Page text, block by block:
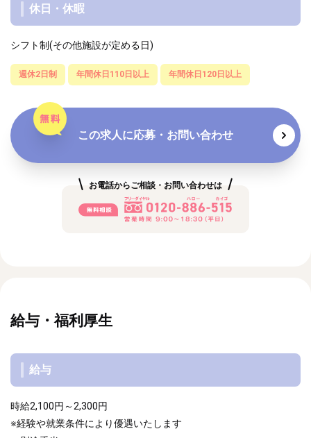
休日・休暇
シフト制(その他施設が定める日)
週休2日制 年間休日110日以上 年間休日120日以上
この求人に応募・お問い合わせ
お電話からご相談・お問い合わせは
給与・福利厚生
給与
時給2,100円～2,300円
※経験や就業条件により優遇いたします